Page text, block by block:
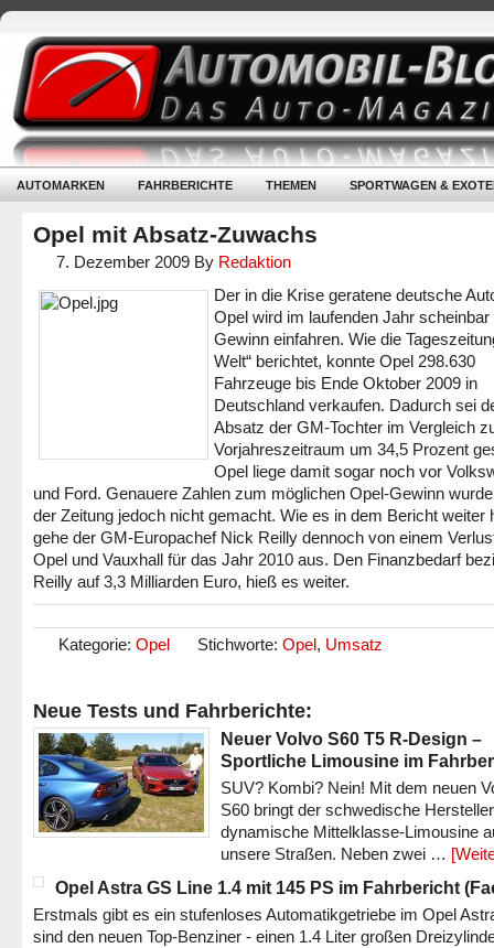
AUTOMARKEN FAHRBERICHTE THEMEN SPORTWAGEN &
Opel mit Absatz-Zuwachs
7. Dezember 2009 By Redaktion
Der in die Krise geratene deutsche
Opel wird im laufenden Jahr scheinbar
Gewinn einfahren. Wie die
Welt“ berichtet, konnte Opel 298.630
Fahrzeuge bis Ende Oktober 2009 in
Deutschland verkaufen. Dadurch sei
Absatz der GM-Tochter im Vergleich
Vorjahreszeitraum um 34,5 Prozent
Opel liege damit sogar noch vor
und Ford. Genauere Zahlen zum möglichen Opel-Gewinn
der Zeitung jedoch nicht gemacht. Wie es in dem Bericht weiter
gehe der GM-Europachef Nick Reilly dennoch von einem
Opel und Vauxhall für das Jahr 2010 aus. Den Finanzbedarf
Reilly auf 3,3 Milliarden Euro, hieß es weiter.
Kategorie: Opel Stichworte: Opel, Umsatz
Neue Tests und Fahrberichte:
Neuer Volvo S60 T5 R-Design –
Sportliche Limousine im
SUV? Kombi? Nein! Mit dem neuen
S60 bringt der schwedische
dynamische Mittelklasse-Limousine
unsere Straßen. Neben zwei …
Opel Astra GS Line 1.4 mit 145 PS im Fahrbericht
Erstmals gibt es ein stufenloses Automatikgetriebe im Opel
sind den neuen Top-Benziner - einen 1.4 Liter großen